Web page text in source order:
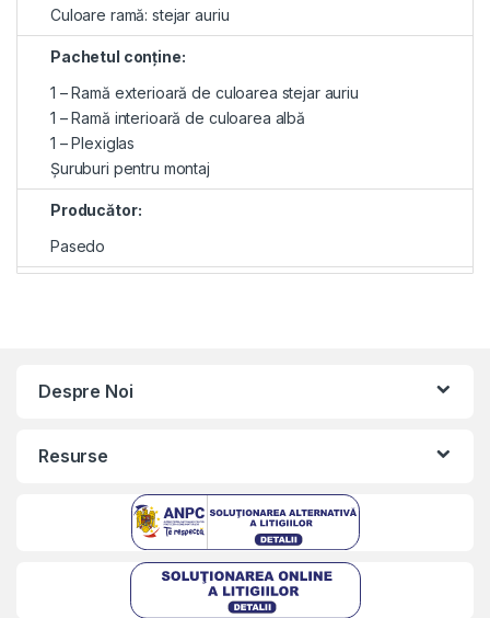
Culoare ramă: stejar auriu
Pachetul conține:
1 – Ramă exterioară de culoarea stejar auriu
1 – Ramă interioară de culoarea albă
1 – Plexiglas
Șuruburi pentru montaj
Producător:
Pasedo
Despre Noi
Resurse